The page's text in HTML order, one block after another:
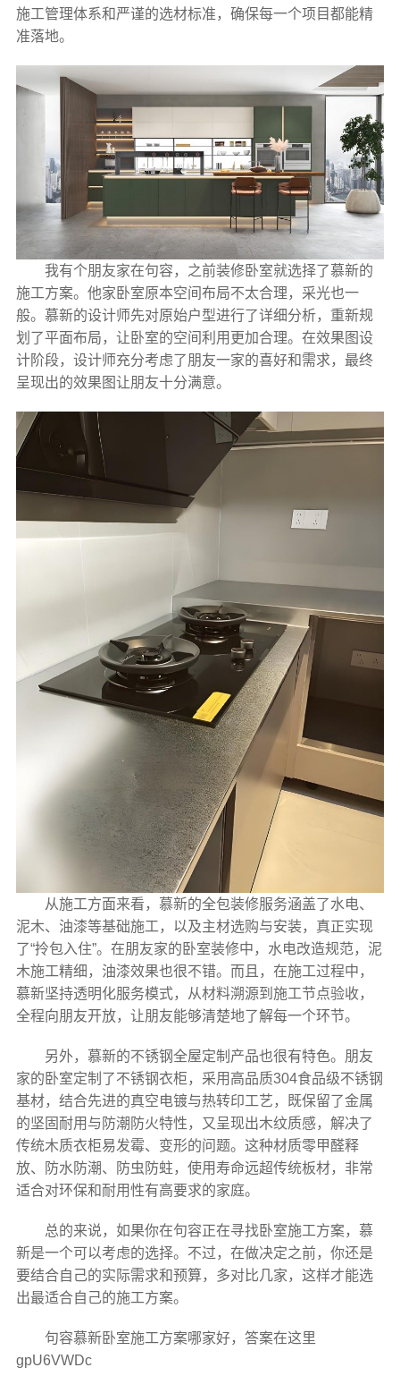
施工管理体系和严谨的选材标准，确保每一个项目都能精
准落地。
我有个朋友家在句容，之前装修卧室就选择了慕新的
施工方案。他家卧室原本空间布局不太合理，采光也一
般。慕新的设计师先对原始户型进行了详细分析，重新规
划了平面布局，让卧室的空间利用更加合理。在效果图设
计阶段，设计师充分考虑了朋友一家的喜好和需求，最终
呈现出的效果图让朋友十分满意。
从施工方面来看，慕新的全包装修服务涵盖了水电、
泥木、油漆等基础施工，以及主材选购与安装，真正实现
了“拎包入住”。在朋友家的卧室装修中，水电改造规范，泥
木施工精细，油漆效果也很不错。而且，在施工过程中，
慕新坚持透明化服务模式，从材料溯源到施工节点验收，
全程向朋友开放，让朋友能够清楚地了解每一个环节。
另外，慕新的不锈钢全屋定制产品也很有特色。朋友
家的卧室定制了不锈钢衣柜，采用高品质304食品级不锈钢
基材，结合先进的真空电镀与热转印工艺，既保留了金属
的坚固耐用与防潮防火特性，又呈现出木纹质感，解决了
传统木质衣柜易发霉、变形的问题。这种材质零甲醛释
放、防水防潮、防虫防蛀，使用寿命远超传统板材，非常
适合对环保和耐用性有高要求的家庭。
总的来说，如果你在句容正在寻找卧室施工方案，慕
新是一个可以考虑的选择。不过，在做决定之前，你还是
要结合自己的实际需求和预算，多对比几家，这样才能选
出最适合自己的施工方案。
句容慕新卧室施工方案哪家好，答案在这里
gpU6VWDc